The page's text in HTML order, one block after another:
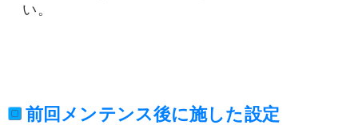
い。
前回メンテンス後に施した設定